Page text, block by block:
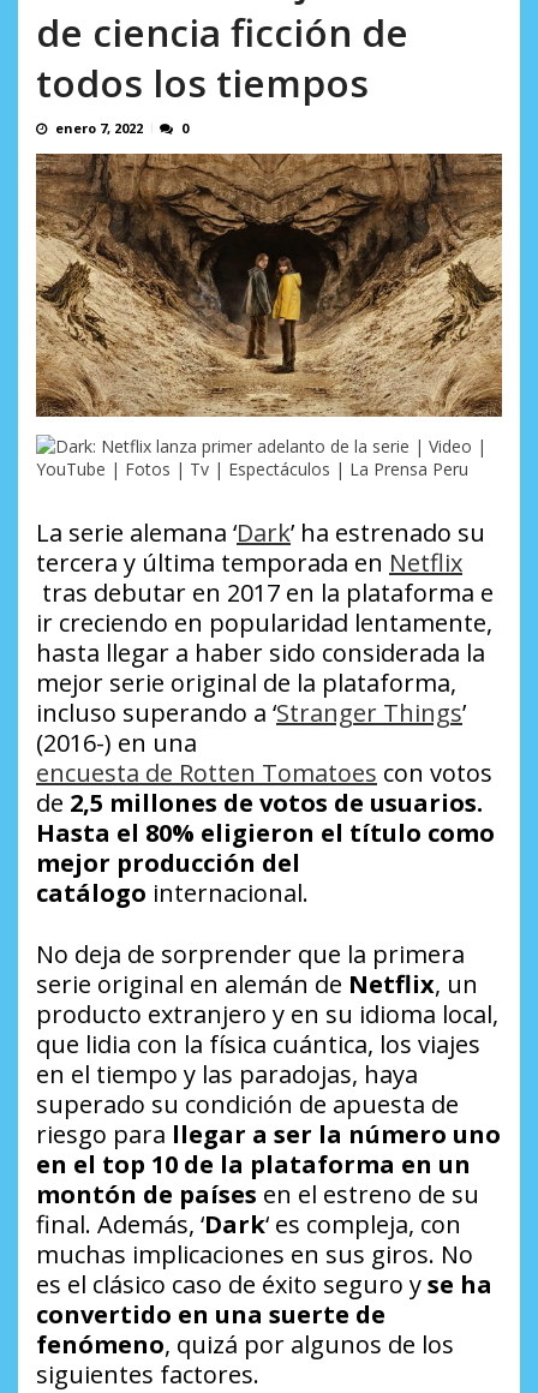
de ciencia ficción de
todos los tiempos
enero 7, 2022 0
La serie alemana ‘Dark’ ha estrenado su
tercera y última temporada en Netflix
tras debutar en 2017 en la plataforma e
ir creciendo en popularidad lentamente,
hasta llegar a haber sido considerada la
mejor serie original de la plataforma,
incluso superando a ‘Stranger Things’
(2016-) en una
encuesta de Rotten Tomatoes con votos
de 2,5 millones de votos de usuarios.
Hasta el 80% eligieron el título como
mejor producción del
catálogo internacional.
No deja de sorprender que la primera
serie original en alemán de Netflix, un
producto extranjero y en su idioma local,
que lidia con la física cuántica, los viajes
en el tiempo y las paradojas, haya
superado su condición de apuesta de
riesgo para llegar a ser la número uno
en el top 10 de la plataforma en un
montón de países en el estreno de su
final. Además, ‘Dark‘ es compleja, con
muchas implicaciones en sus giros. No
es el clásico caso de éxito seguro yse ha
convertido en una suerte de
fenómeno, quizá por algunos de los
siguientes factores.